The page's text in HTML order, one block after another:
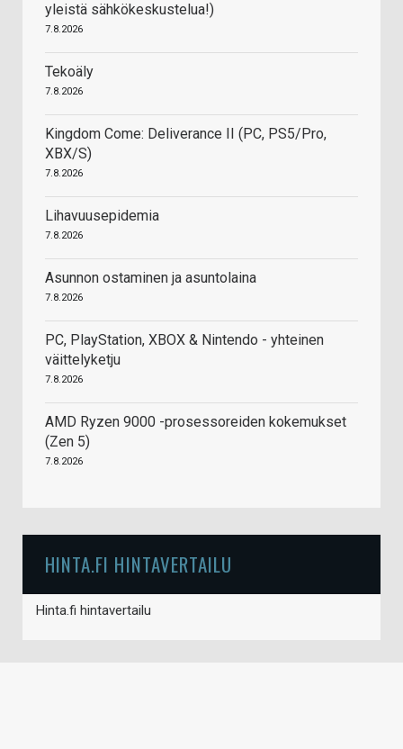
yleistä sähkökeskustelua!)
7.8.2026
Tekoäly
7.8.2026
Kingdom Come: Deliverance II (PC, PS5/Pro,
XBX/S)
7.8.2026
Lihavuusepidemia
7.8.2026
Asunnon ostaminen ja asuntolaina
7.8.2026
PC, PlayStation, XBOX & Nintendo - yhteinen
väittelyketju
7.8.2026
AMD Ryzen 9000 -prosessoreiden kokemukset
(Zen 5)
7.8.2026
HINTA.FI HINTAVERTAILU
Hinta.fi hintavertailu